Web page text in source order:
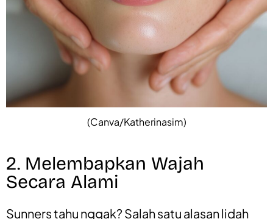
(Canva/Katherinasim)
2. Melembapkan Wajah
Secara Alami
Sunners tahu nggak? Salah satu alasan lidah